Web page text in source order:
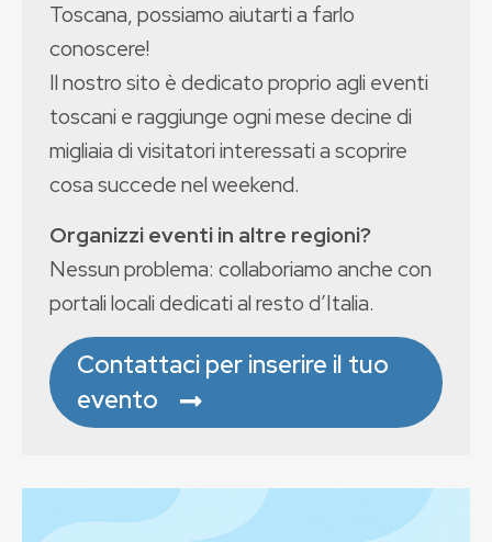
Toscana, possiamo aiutarti a farlo
conoscere!
Il nostro sito è dedicato proprio agli eventi
toscani e raggiunge ogni mese decine di
migliaia di visitatori interessati a scoprire
cosa succede nel weekend.
Organizzi eventi in altre regioni?
Nessun problema: collaboriamo anche con
portali locali dedicati al resto d’Italia.
Contattaci per inserire il tuo
evento